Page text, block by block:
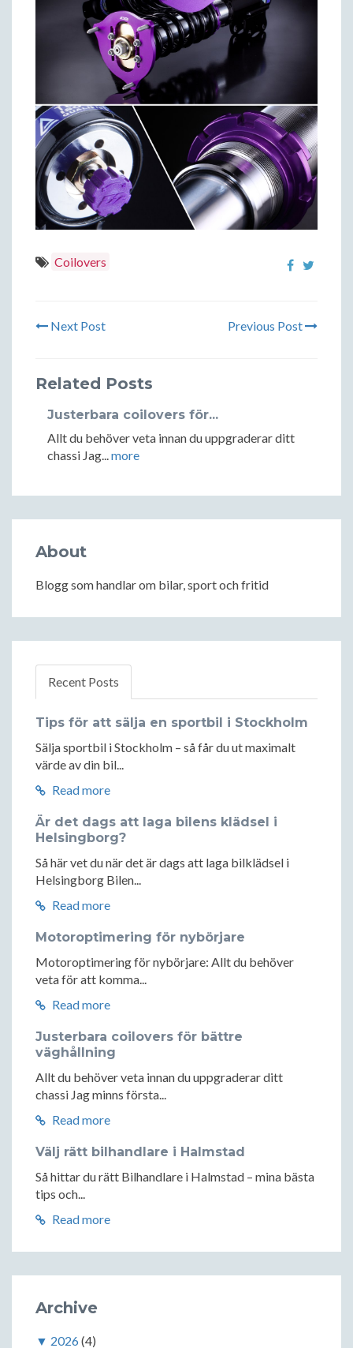
Coilovers
Next Post Previous Post
Related Posts
Justerbara coilovers för...
Allt du behöver veta innan du uppgraderar ditt
chassi Jag...more
About
Blogg som handlar om bilar, sport och fritid
Recent Posts
Tips för att sälja en sportbil i Stockholm
Sälja sportbil i Stockholm – så får du ut maximalt
värde av din bil...
Read more
Är det dags att laga bilens klädsel i
Helsingborg?
Så här vet du när det är dags att laga bilklädsel i
Helsingborg Bilen...
Read more
Motoroptimering för nybörjare
Motoroptimering för nybörjare: Allt du behöver
veta för att komma...
Read more
Justerbara coilovers för bättre
väghållning
Allt du behöver veta innan du uppgraderar ditt
chassi Jag minns första...
Read more
Välj rätt bilhandlare i Halmstad
Så hittar du rätt Bilhandlare i Halmstad – mina bästa
tips och...
Read more
Archive
▼ 2026(4)